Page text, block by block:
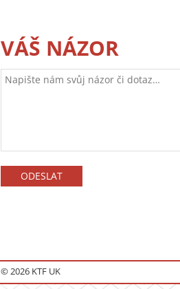
VÁŠ NÁZOR
© 2026 KTF UK